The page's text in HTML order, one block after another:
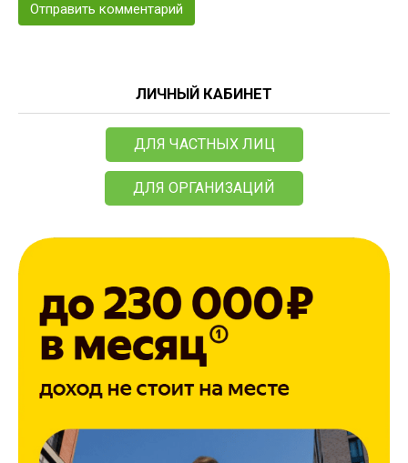
ЛИЧНЫЙ КАБИНЕТ
ДЛЯ ЧАСТНЫХ ЛИЦ
ДЛЯ ОРГАНИЗАЦИЙ